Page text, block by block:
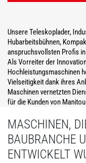
Unsere Teleskoplader,
Hubarbeitsbühnen,
anspruchsvollsten Profis
Als Vorreiter der
Hochleistungsmaschinen
Vielseitigkeit dank ihres
Maschinen vernetzten
für die Kunden von
MASCHINEN,
BAUBRANCHE
ENTWICKELT